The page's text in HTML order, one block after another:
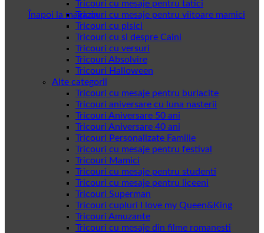
Înapoi la magazin
Tricouri cu mesaje pentru tatici
Tricouri cu mesaje pentru viitoare mamici
Tricouri cu pisici
Tricouri cu si despre Caini
Tricouri cu versuri
Tricouri Absolvire
Tricouri Halloween
Alte categorii
Tricouri cu mesaje pentru burlacite
Tricouri aniversare cu luna nasterii
Tricouri Aniversare 50 ani
Tricouri Aniversare 40 ani
Tricouri Personalizate Familie
Tricouri cu mesaje pentru festival
Tricouri Mamici
Tricouri cu mesaje pentru studenti
Tricouri cu mesaje pentru liceeni
Tricouri Superman
Tricouri cupluri I love my Queen&King
Tricouri Amuzante
Tricouri cu mesaje din filme romanesti